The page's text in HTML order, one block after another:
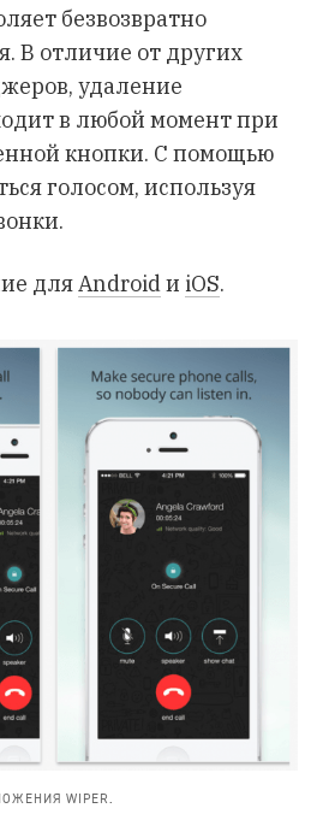
безвозвратно
В отличие от других
удаление
в любой момент при
кнопки. С помощью
голосом, используя
дляAndroidи iOS.
WIPER.